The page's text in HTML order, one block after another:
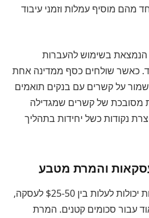
מהם מוסיף עמלות וזמני עיבוד
בשימוש להעברות
כאשר שולחים כסף ממדינה אחת
על קשרים עם בנקים תואמים
מסובכת של קשרים שמגדילה
נקודות כשל יחידות בתהליך
העברות בנקאיות בינלאומיות יכולות לעלות בין $25-50 לעסקה,
עבור סכומים קטנים. המרת